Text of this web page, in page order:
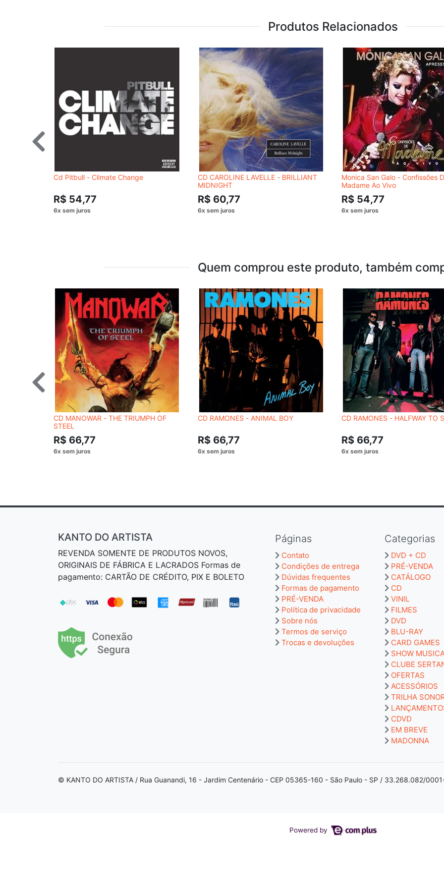
Produtos Relacionados
Cd Pitbull - Climate Change
R$ 54,77
CD CAROLINE LAVELLE - BRILLIANT
MIDNIGHT
R$ 60,77
Monica San Galo - Confissões
Madame Ao Vivo
R$ 54,77
Quem comprou este produto, também
CD MANOWAR - THE TRIUMPH OF
STEEL
R$ 66,77
CD RAMONES - ANIMAL BOY
R$ 66,77
CD RAMONES - HALFWAY TO
R$ 66,77
Páginas
Contato
Condições de entrega
Dúvidas frequentes
Formas de pagamento
PRÉ-VENDA
Política de privacidade
Sobre nós
Termos de serviço
Trocas e devoluções
Categorias
DVD + CD
PRÉ-VENDA
CATÁLOGO
CD
VINIL
FILMES
DVD
BLU-RAY
CARD GAMES
SHOW
CLUBE
OFERTAS
ACESSÓRIOS
TRILHA
CDVD
EM BREVE
MADONNA
KANTO DO ARTISTA
REVENDA SOMENTE DE PRODUTOS NOVOS,
ORIGINAIS DE FÁBRICA E LACRADOS Formas de
pagamento: CARTÃO DE CRÉDITO, PIX E BOLETO
© KANTO DO ARTISTA / Rua Guanandi, 16 - Jardim Centenário - CEP 05365-160 - São Paulo - SP / 33.268.082/
Powered by